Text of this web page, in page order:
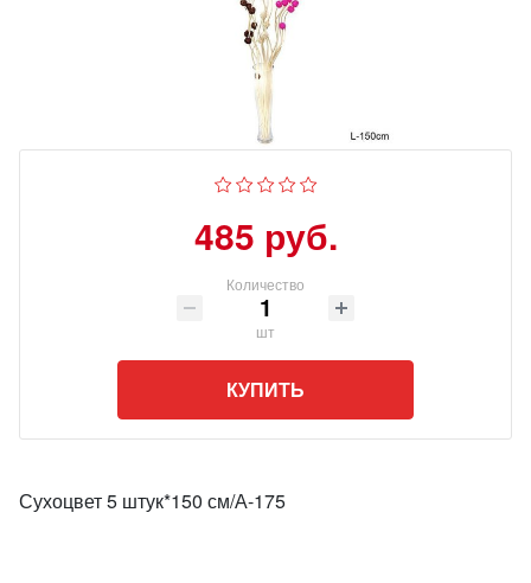
485 руб.
Количество
шт
КУПИТЬ
Сухоцвет 5 штук*150 см/А-175